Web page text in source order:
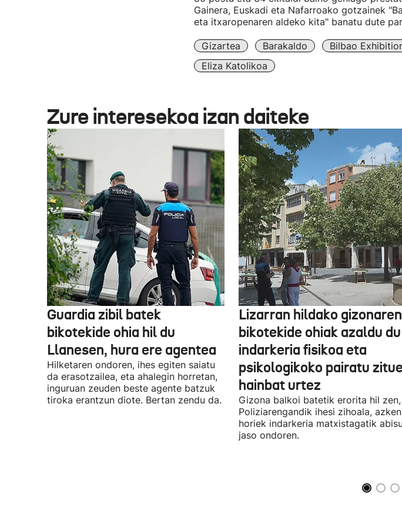
Gainera, Euskadi eta Nafarroako gotzainek
eta itxaropenaren aldeko kita" banatu dute
Gizartea Barakaldo Bilbao
Eliza Katolikoa
Zure interesekoa izan daiteke
Guardia zibil batek
bikotekide ohia hil du
Llanesen, hura ere agentea
Hilketaren ondoren, ihes egiten saiatu
da erasotzailea, eta ahalegin horretan,
inguruan zeuden beste agente batzuk
tiroka erantzun diote. Bertan zendu da.
Lizarran hildako gizonaren
bikotekide ohiak azaldu du
indarkeria fisikoa eta
psikologikoko pairatu
hainbat urtez
Gizona balkoi batetik erorita hil zen,
Poliziarengandik ihesi zihoala, azken
horiek indarkeria matxistagatik
jaso ondoren.